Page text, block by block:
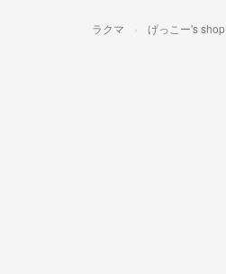
ラクマ げっこー's shop